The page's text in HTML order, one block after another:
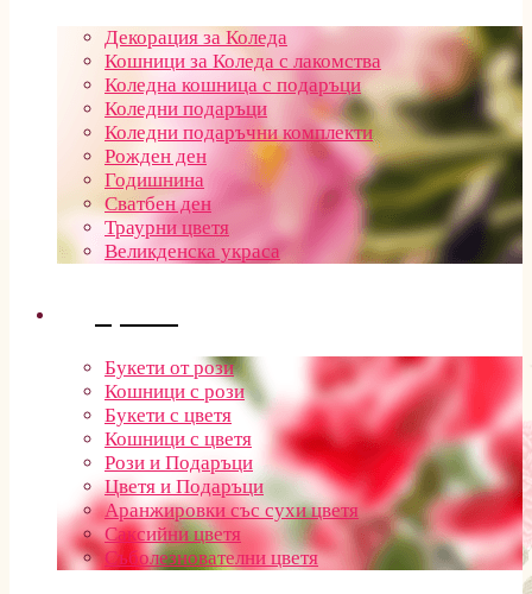
Декорация за Коледа
Кошници за Коледа с лакомства
Коледна кошница с подаръци
Коледни подаръци
Коледни подаръчни комплекти
Рожден ден
Годишнина
Сватбен ден
Траурни цветя
Великденска украса
Букети от рози
Кошници с рози
Букети с цветя
Кошници с цветя
Рози и Подаръци
Цветя и Подаръци
Аранжировки със сухи цветя
Саксийни цветя
Съболезнователни цветя